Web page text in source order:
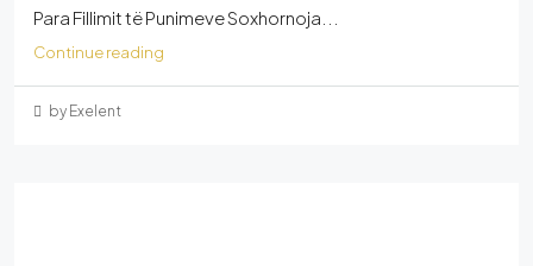
Para Fillimit të Punimeve Soxhornoja...
Continue reading
by Exelent